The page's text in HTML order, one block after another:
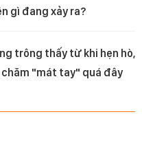
gì đang xảy ra?
trông thấy từ khi hẹn hò,
chăm "mát tay" quá đây